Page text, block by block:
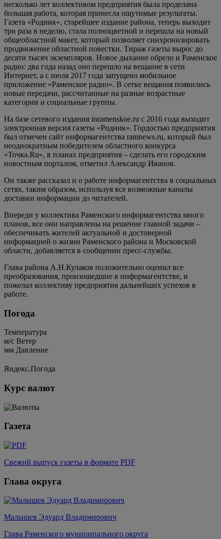
несколько лет коллективом предприятия была проделана
большая работа, которая принесла ощутимые результаты.
Газета «Родник», старейшее издание района, теперь выходит
три раза в неделю, стала полноцветной и перешла на новый
общеобластной макет, который позволяет синхронизировать
продвижение областной повестки. Тираж газеты вырос до
десяти тысяч экземпляров. Новое дыхание обрело и Раменское
радио: два года назад оно перешло на вещание в сети
Интернет, а с июля 2017 года запущено мобильное
приложение «Раменское радио». В сетке вещания появились
новые передачи, рассчитанные на разные возрастные
категории и социальные группы.
На базе сетевого издания inramenskoe.ru c 2016 года выходит
электронная версия газеты «Родник». Гордостью предприятия
был отмечен сайт информагентства ramnews.ru, который был
неоднократным победителем областного конкурса
«Точка.Ru», в планах предприятия – сделать его городским
новостным порталом, отметил Александр Иванов.
Он также рассказал и о работе информагентства в социальных
сетях, таким образом, используя все возможные каналы
доставки информации до читателей.
Впереди у коллектива Раменского информагентства много
планов, все они направлены на решение главной задачи –
обеспечивать жителей актуальной и достоверной
информацией о жизни Раменского района и Московской
области, добавляется в сообщении пресс-службы.
Глава района А.Н.Кулаков положительно оценил все
преобразования, произошедшие в информагентстве, и
пожелал коллективу предприятия дальнейших успехов в
работе.
Погода
Температура
м/c Ветер
мм Давление
Яндекс.Погода
Курс валют
Газета
Свежий выпуск газеты в формате PDF
Глава округа
Малышев Эдуард Владимирович
Глава Раменского муниципального округа